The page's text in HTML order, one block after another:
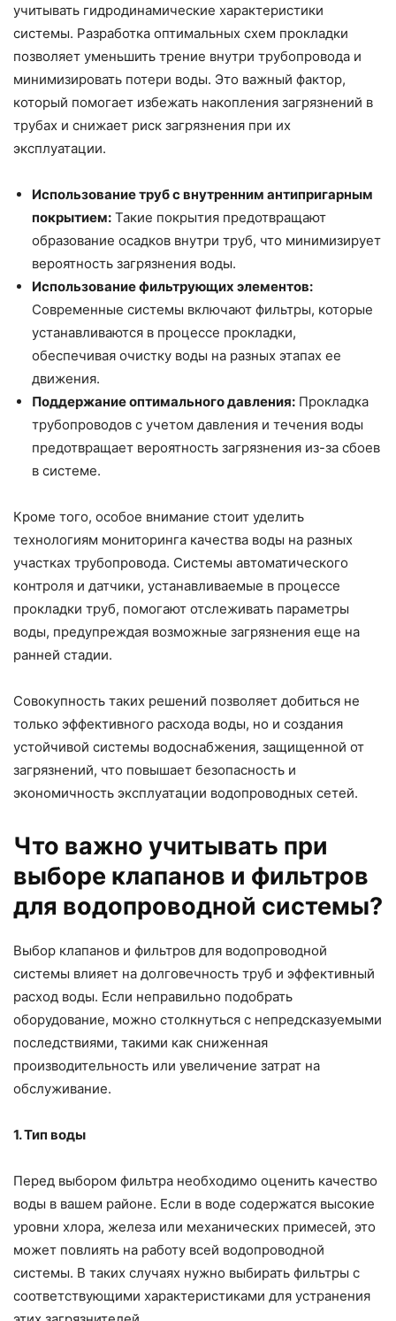
учитывать гидродинамические характеристики
системы. Разработка оптимальных схем прокладки
позволяет уменьшить трение внутри трубопровода и
минимизировать потери воды. Это важный фактор,
который помогает избежать накопления загрязнений в
трубах и снижает риск загрязнения при их
эксплуатации.
Использование труб с внутренним антипригарным
покрытием: Такие покрытия предотвращают
образование осадков внутри труб, что минимизирует
вероятность загрязнения воды.
Использование фильтрующих элементов:
Современные системы включают фильтры, которые
устанавливаются в процессе прокладки,
обеспечивая очистку воды на разных этапах ее
движения.
Поддержание оптимального давления: Прокладка
трубопроводов с учетом давления и течения воды
предотвращает вероятность загрязнения из-за сбоев
в системе.
Кроме того, особое внимание стоит уделить
технологиям мониторинга качества воды на разных
участках трубопровода. Системы автоматического
контроля и датчики, устанавливаемые в процессе
прокладки труб, помогают отслеживать параметры
воды, предупреждая возможные загрязнения еще на
ранней стадии.
Совокупность таких решений позволяет добиться не
только эффективного расхода воды, но и создания
устойчивой системы водоснабжения, защищенной от
загрязнений, что повышает безопасность и
экономичность эксплуатации водопроводных сетей.
Что важно учитывать при
выборе клапанов и фильтров
для водопроводной системы?
Выбор клапанов и фильтров для водопроводной
системы влияет на долговечность труб и эффективный
расход воды. Если неправильно подобрать
оборудование, можно столкнуться с непредсказуемыми
последствиями, такими как сниженная
производительность или увеличение затрат на
обслуживание.
1. Тип воды
Перед выбором фильтра необходимо оценить качество
воды в вашем районе. Если в воде содержатся высокие
уровни хлора, железа или механических примесей, это
может повлиять на работу всей водопроводной
системы. В таких случаях нужно выбирать фильтры с
соответствующими характеристиками для устранения